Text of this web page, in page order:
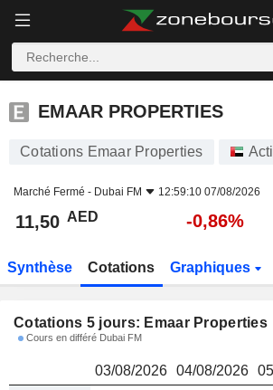
EMAAR PROPERTIES
EMAAR PROPERTIES
Cotations Emaar Properties
Marché Fermé - Dubai FM 12:59:10 07/08/2026
11,50 AED -0,86%
Synthèse Cotations Graphiques
Cotations 5 jours: Emaar Properties
Cours en différé Dubai FM
03/08/2026 04/08/2026